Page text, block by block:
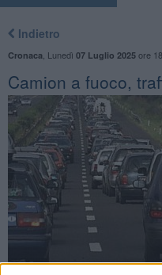
Indietro
Cronaca Lunedì 07 Luglio 2025ore
Camion a fuoco,